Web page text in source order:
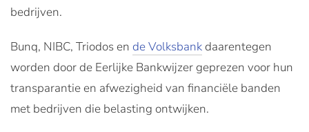
bedrijven.
Bunq, NIBC, Triodos en de Volksbankdaarentegen
worden door de Eerlijke Bankwijzer geprezen voor hun
transparantie en afwezigheid van financiële banden
met bedrijven die belasting ontwijken.